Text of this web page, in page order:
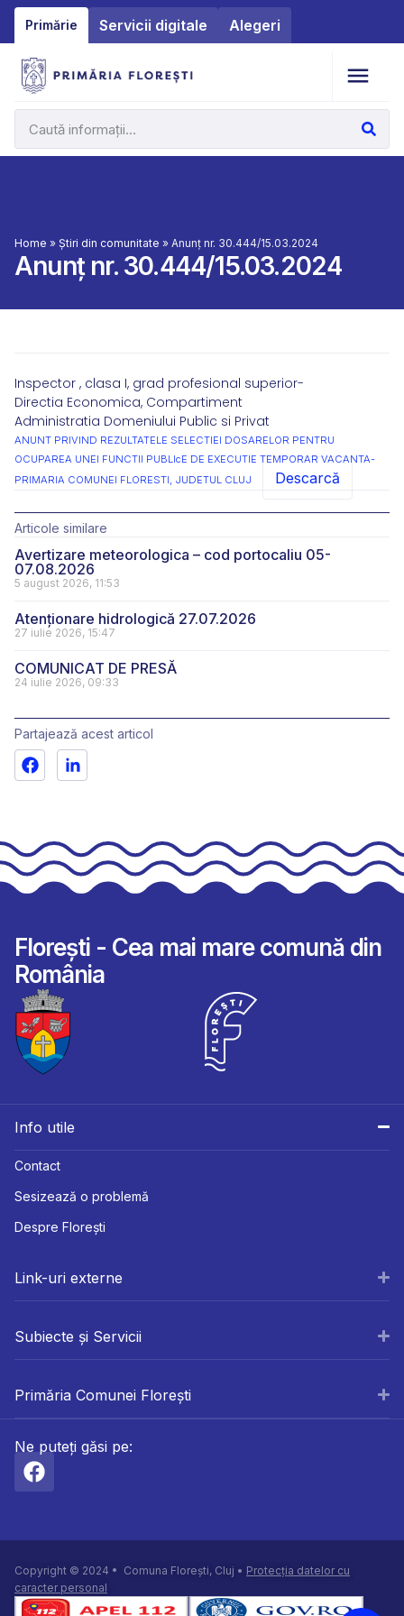
Primărie Servicii digitale Alegeri
Home » Știri din comunitate » Anunț nr. 30.444/15.03.2024
Anunț nr. 30.444/15.03.2024
Inspector , clasa I, grad profesional superior-
Directia Economica, Compartiment
Administratia Domeniului Public si Privat
ANUNT PRIVIND REZULTATELE SELECTIEI DOSARELOR PENTRU
OCUPAREA UNEI FUNCTII PUBLIcE DE EXECUTIE TEMPORAR VACANTA-
PRIMARIA COMUNEI FLORESTI, JUDETUL CLUJ
Descarcă
Articole similare
Avertizare meteorologica – cod portocaliu 05-
07.08.2026
5 august 2026, 11:53
Atenționare hidrologică 27.07.2026
27 iulie 2026, 15:47
COMUNICAT DE PRESĂ
24 iulie 2026, 09:33
Partajează acest articol
Florești - Cea mai mare comună din
România
Info utile
Contact
Sesizează o problemă
Despre Florești
Link-uri externe
Subiecte și Servicii
Primăria Comunei Florești
Ne puteți găsi pe:
Copyright © 2024 • Comuna Florești, Cluj • Protecția datelor cu
caracter personal